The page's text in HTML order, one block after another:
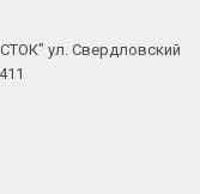
ул. Свердловский